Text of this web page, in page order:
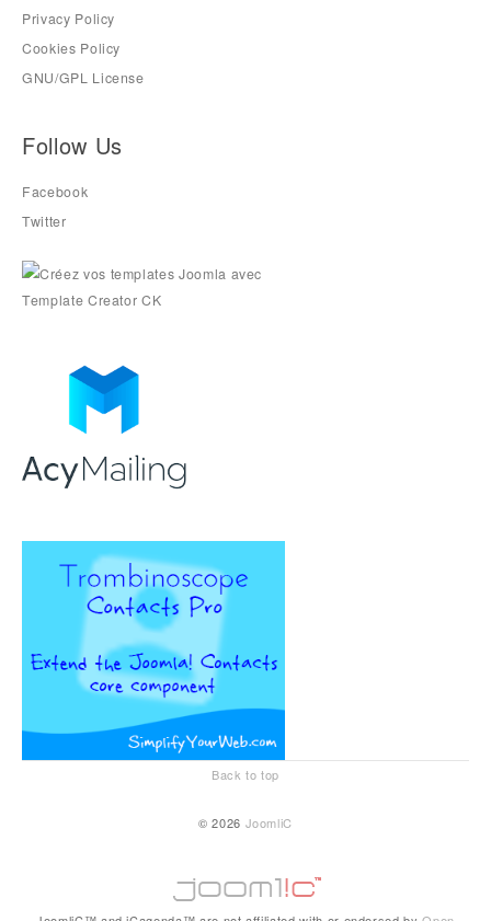
Privacy Policy
Cookies Policy
GNU/GPL License
Follow Us
Facebook
Twitter
Back to top
© 2026 JoomliC